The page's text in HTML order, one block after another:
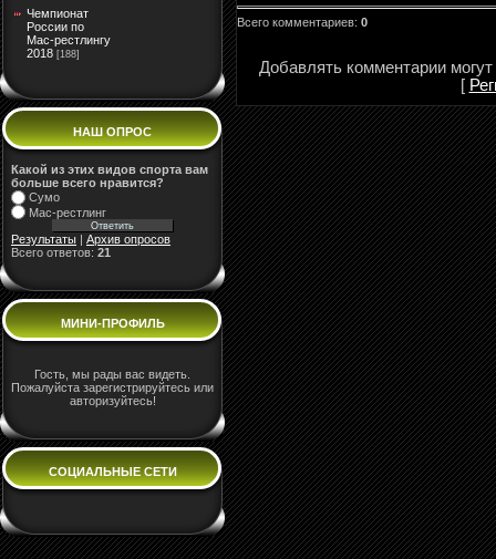
Чемпионат
России по
Мас-рестлингу
2018 [188]
НАШ ОПРОС
Какой из этих видов спорта вам
больше всего нравится?
Сумо
Мас-рестлинг
Результаты
Архив опросов
Всего ответов: 21
МИНИ-ПРОФИЛЬ
Гость, мы рады вас видеть.
Пожалуйста зарегистрируйтесь или
авторизуйтесь!
СОЦИАЛЬНЫЕ СЕТИ
Всего комментариев: 0
Добавлять комментарии
[